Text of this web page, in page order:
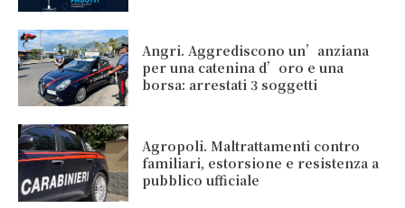
Angri. Aggrediscono un’anziana
per una catenina d’oro e una
borsa: arrestati 3 soggetti
Agropoli. Maltrattamenti contro
familiari, estorsione e resistenza a
pubblico ufficiale